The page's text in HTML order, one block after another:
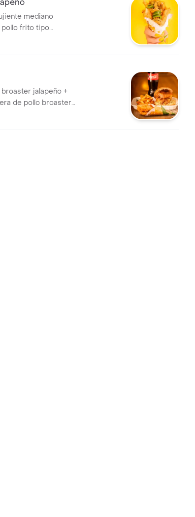
mediano
frito tipo
para un toque
crocancia con
jalapeño +
de pollo broaster
a elección.